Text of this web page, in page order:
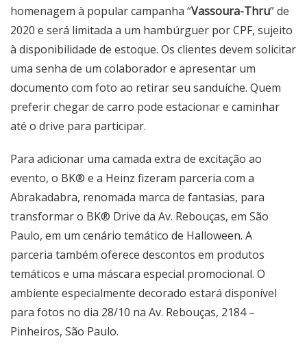
homenagem à popular campanha “Vassoura-Thru” de
2020 e será limitada a um hambúrguer por CPF, sujeito
à disponibilidade de estoque. Os clientes devem solicitar
uma senha de um colaborador e apresentar um
documento com foto ao retirar seu sanduíche. Quem
preferir chegar de carro pode estacionar e caminhar
até o drive para participar.
Para adicionar uma camada extra de excitação ao
evento, o BK® e a Heinz fizeram parceria com a
Abrakadabra, renomada marca de fantasias, para
transformar o BK® Drive da Av. Rebouças, em São
Paulo, em um cenário temático de Halloween. A
parceria também oferece descontos em produtos
temáticos e uma máscara especial promocional. O
ambiente especialmente decorado estará disponível
para fotos no dia 28/10 na Av. Rebouças, 2184 –
Pinheiros, São Paulo.